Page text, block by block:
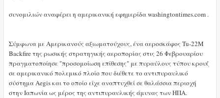
συνομιλιών αναφέρει η αμερικανική εφημερίδα washingtontimes.com .
Σύμφωνα με Αμερικανούς αξιωματούχους, ένα αεροσκάφος Tu-22M
Backfire της ρωσικής στρατηγικής αεροπορίας στις 26 Φεβρουαρίου
πραγματοποίησε "προσομοίωση επίθεσης" με πυραύλους τύπου κρουζ
σε αμερικανικό πολεμικό πλοίο που διέθετε το αντιπυραυλικό
σύστημα Aegis και το οποίο είχε αναπτυχθεί σε θαλάσσια περιοχή
στην Ιαπωνία ως μέρος της αντιπυραυλικής άμυνας των ΗΠΑ.